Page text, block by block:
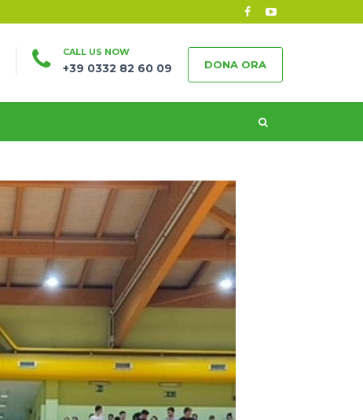
CALL US NOW
+39 0332 82 60 09 DONA ORA